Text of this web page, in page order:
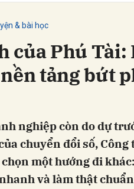
& bài học
của Phú Tài:
tảng bứt
nghiệp còn do dự
chuyển đổi số, Công
một hướng đi
và làm thật